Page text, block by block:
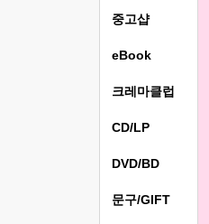
중고샵
eBook
크레마클럽
CD/LP
DVD/BD
문구/GIFT